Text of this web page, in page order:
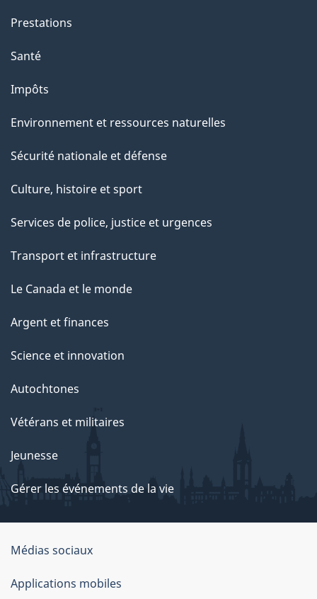
s
u
c
e
t
e
a
g
Prestations
Santé
Impôts
Environnement et ressources naturelles
Sécurité nationale et défense
Culture, histoire et sport
Services de police, justice et urgences
Transport et infrastructure
Le Canada et le monde
Argent et finances
Science et innovation
Autochtones
Vétérans et militaires
Jeunesse
Gérer les événements de la vie
Organisation
du
Médias sociaux
Applications mobiles